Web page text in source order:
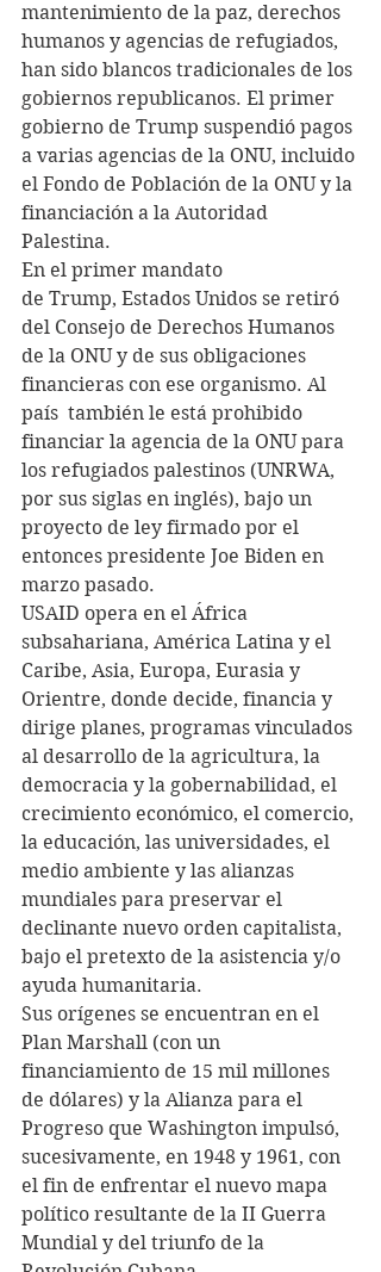
mantenimiento de la paz, derechos
humanos y agencias de refugiados,
han sido blancos tradicionales de los
gobiernos republicanos. El primer
gobierno de Trump suspendió pagos
a varias agencias de la ONU, incluido
el Fondo de Población de la ONU y la
financiación a la Autoridad
Palestina.
En el primer mandato
de Trump, Estados Unidos se retiró
del Consejo de Derechos Humanos
de la ONU y de sus obligaciones
financieras con ese organismo. Al
país  también le está prohibido
financiar la agencia de la ONU para
los refugiados palestinos (UNRWA,
por sus siglas en inglés), bajo un
proyecto de ley firmado por el
entonces presidente Joe Biden en
marzo pasado.
USAID opera en el África
subsahariana, América Latina y el
Caribe, Asia, Europa, Eurasia y
Orientre, donde decide, financia y
dirige planes, programas vinculados
al desarrollo de la agricultura, la
democracia y la gobernabilidad, el
crecimiento económico, el comercio,
la educación, las universidades, el
medio ambiente y las alianzas
mundiales para preservar el
declinante nuevo orden capitalista,
bajo el pretexto de la asistencia y/o
ayuda humanitaria.
Sus orígenes se encuentran en el
Plan Marshall (con un
financiamiento de 15 mil millones
de dólares) y la Alianza para el
Progreso que Washington impulsó,
sucesivamente, en 1948 y 1961, con
el fin de enfrentar el nuevo mapa
político resultante de la II Guerra
Mundial y del triunfo de la